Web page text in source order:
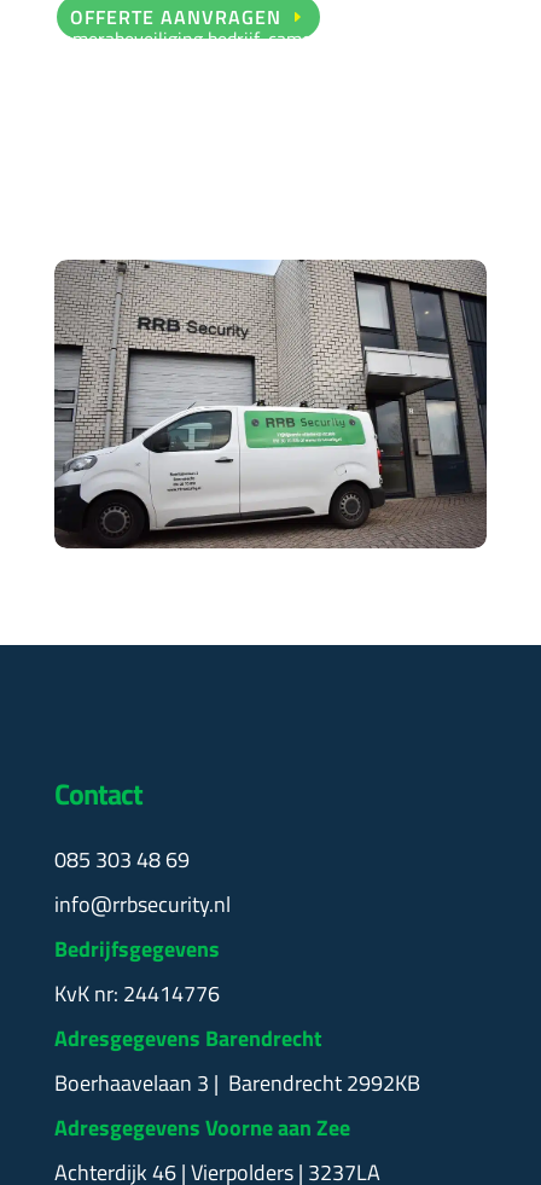
OFFERTE AANVRAGEN
camerabeveiliging bedrijf, cameratoezicht bedrijf,
Contact
085 303 48 69
info@rrbsecurity.nl
Bedrijfsgegevens
KvK nr: 24414776
Adresgegevens Barendrecht
Boerhaavelaan 3 | Barendrecht 2992KB
Adresgegevens Voorne aan Zee
Achterdijk 46 | Vierpolders | 3237LA